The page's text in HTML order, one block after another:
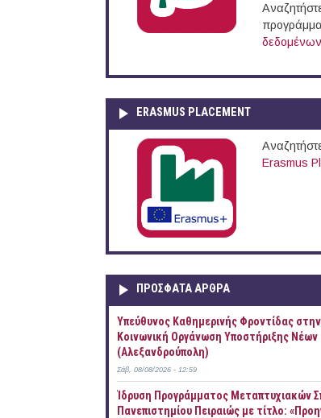
ERASMUS PLACEMENT
Erasmus
ΠΡOΣΦΑΤΑ AΡΘΡΑ
Yπεύθυνος Καθημερινής Φροντίδας στην
Κοινωνική Οργάνωση Υποστήριξης Νέων
(Αλεξανδρούπολη)
Σάβ, 08/08/2026 - 12:59
Ίδρυση Προγράμματος Μεταπτυχιακών
Πανεπιστημίου Πειραιώς με τίτλο: